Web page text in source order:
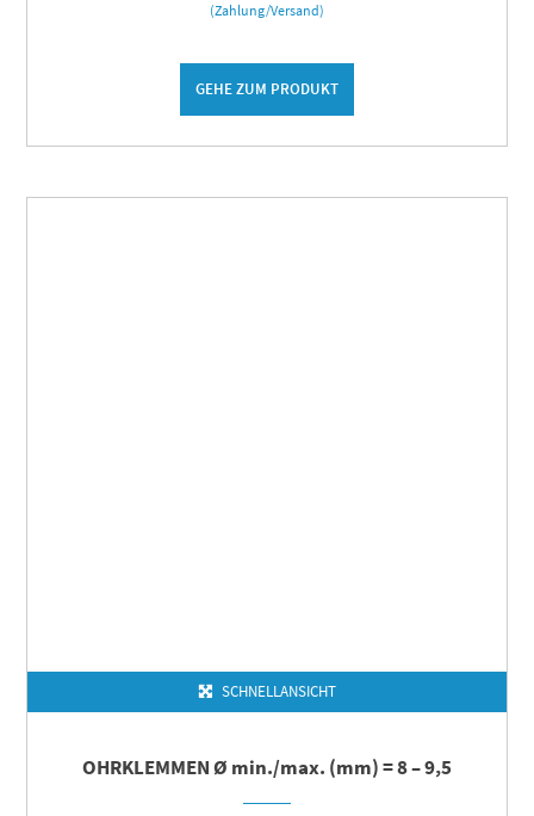
(Zahlung/Versand)
GEHE ZUM PRODUKT
SCHNELLANSICHT
OHRKLEMMEN Ø min./max. (mm) = 8 – 9,5